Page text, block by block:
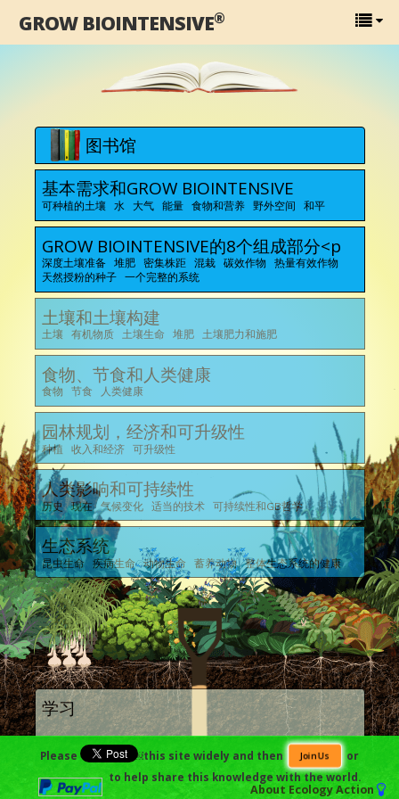
GROW BIOINTENSIVE®
图书馆
基本需求和GROW BIOINTENSIVE
可种植的土壤 水 大气 能量 食物和营养 野外空间 和平
GROW BIOINTENSIVE的8个组成部分<p
深度土壤准备 堆肥 密集株距 混栽 碳效作物 热量有效作物
天然授粉的种子 一个完整的系统
土壤和土壤构建
土壤 有机物质 土壤生命 堆肥 土壤肥力和施肥
食物、节食和人类健康
食物 节食 人类健康
园林规划，经济和可升级性
种植 收入和经济 可升级性
人类影响和可持续性
历史 现在 气候变化 适当的技术 可持续性和GB哲学
生态系统
昆虫生命 疾病生命 动物生命 蓄养动物 整体生态系统的健康
学习
Please ￼this site widely and then Join Us
or
to help share this knowledge with the world.
About Ecology Action